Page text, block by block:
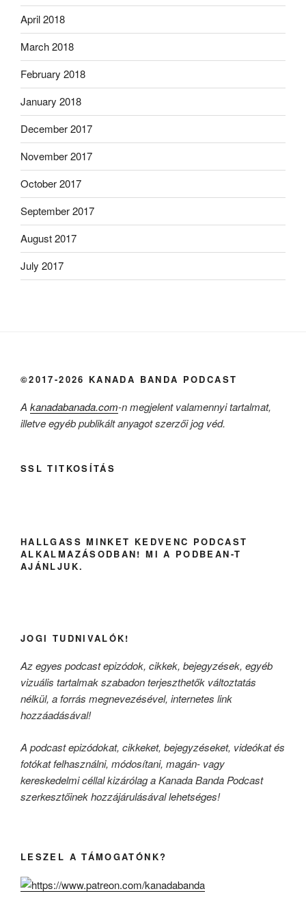
April 2018
March 2018
February 2018
January 2018
December 2017
November 2017
October 2017
September 2017
August 2017
July 2017
©2017-2026 KANADA BANDA PODCAST
A kanadabanada.com-n megjelent valamennyi tartalmat,
illetve egyéb publikált anyagot szerzői jog véd.
SSL TITKOSÍTÁS
HALLGASS MINKET KEDVENC PODCAST
ALKALMAZÁSODBAN! MI A PODBEAN-T
AJÁNLJUK.
JOGI TUDNIVALÓK!
Az egyes podcast epizódok, cikkek, bejegyzések, egyéb
vizuális tartalmak szabadon terjeszthetők változtatás
nélkül, a forrás megnevezésével, internetes link
hozzáadásával!
A podcast epizódokat, cikkeket, bejegyzéseket, videókat és
fotókat felhasználni, módosítani, magán- vagy
kereskedelmi céllal kizárólag a Kanada Banda Podcast
szerkesztőinek hozzájárulásával lehetséges!
LESZEL A TÁMOGATÓNK?